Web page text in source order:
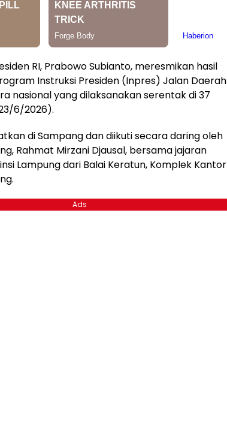
RI, Prabowo Subianto, meresmikan hasil
Instruksi Presiden (Inpres) Jalan Daerah
nasional yang dilaksanakan serentak di 37
6/2026).
di Sampang dan diikuti secara daring oleh
Rahmat Mirzani Djausal, bersama jajaran
Lampung dari Balai Keratun, Komplek Kantor
Ads